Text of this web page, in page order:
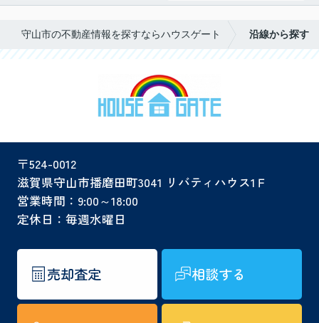
守山市の不動産情報を探すならハウスゲート 沿線から探す
〒524-0012
滋賀県守山市播磨田町3041 リバティハウス1Ｆ
営業時間：9:00～18:00
定休日：毎週水曜日
売却査定 相談する